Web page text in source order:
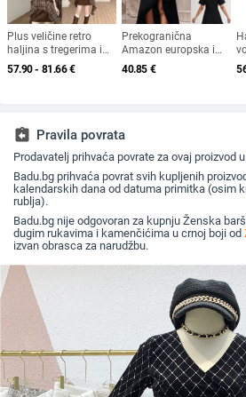
Plus veličine retro
haljina s tregerima i
kompletnom bluzom s
dugim rukavima -
retro
57.90 - 81.66€
Prekogranična
Amazon europska i
američka ženska
moda elegantna
40.85 €
assignment_return Pravila povrata
Prodavatelj prihvaća povrate za ovaj proizvod
Badu.bg prihvaća povrat svih kupljenih
kalendarskih dana od datuma primitka (osim
rublja).
Badu.bg nije odgovoran za kupnju Ženska
dugim rukavima i kamenčićima u crnoj boji od
izvan obrasca za narudžbu.